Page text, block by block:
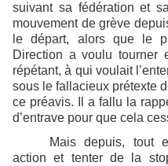
suivant sa fédération et
mouvement de grève
le départ, alors que le
Direction a voulu tourner
répétant, à qui voulait
sous le fallacieux prétexte
ce préavis. Il a fallu la
d’entrave pour que cela
Mais depuis, tout
action et tenter de la